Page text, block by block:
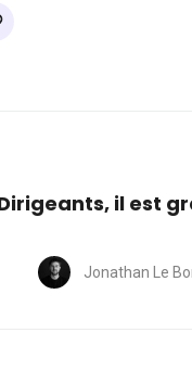
il est
Jonathan Le